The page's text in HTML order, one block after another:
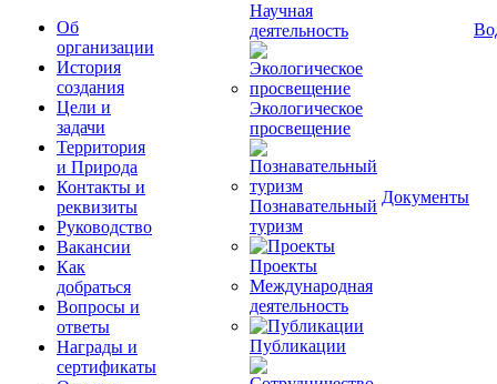
Об
организации
История
создания
Цели и
задачи
Территория
и Природа
Контакты и
реквизиты
Руководство
Вакансии
Как
добраться
Вопросы и
ответы
Награды и
сертификаты
Научная
деятельность
Экологическое
просвещение
Познавательный
туризм
Проекты
Международная
деятельность
Публикации
Документы